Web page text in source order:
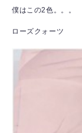
僕はこの2色。。。
ローズクォーツ